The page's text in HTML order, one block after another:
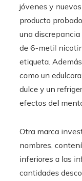
jóvenes y
producto
una
de 6-metil
etiqueta.
como un
dulce y un
efectos del
Otra marca
nombres,
inferiores a las
cantidades